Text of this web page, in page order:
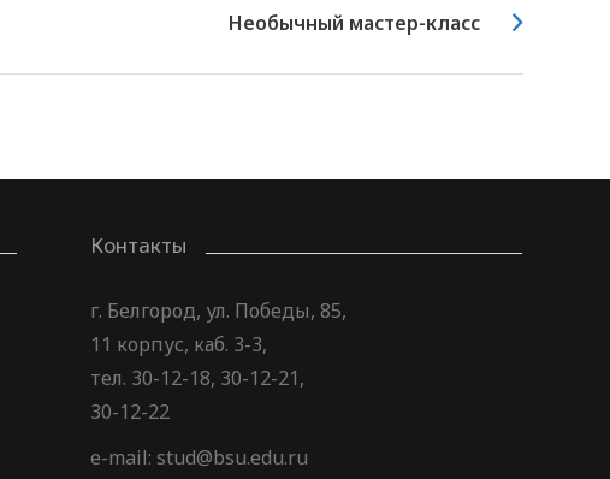
Необычный мастер-класс
Контакты
г. Белгород, ул. Победы, 85,
11 корпус, каб. 3-3,
тел. 30-12-18, 30-12-21,
30-12-22
e-mail: stud@bsu.edu.ru